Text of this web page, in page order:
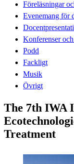
Föreläsningar
Evenemang för
Konferenser
Podd
Fackligt
Musik
Övrigt
The 7th IWA
Treatment